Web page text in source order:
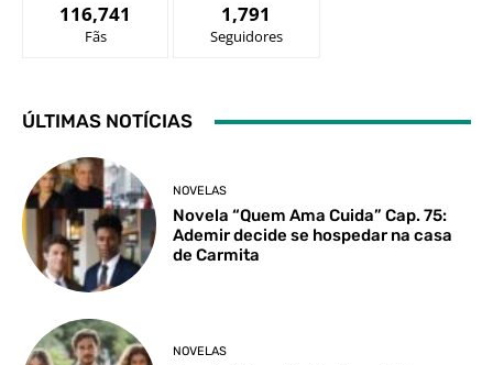
116,741
Fãs
1,791
Seguidores
ÚLTIMAS NOTÍCIAS
NOVELAS
Novela “Quem Ama Cuida” Cap. 75:
Ademir decide se hospedar na casa
de Carmita
NOVELAS